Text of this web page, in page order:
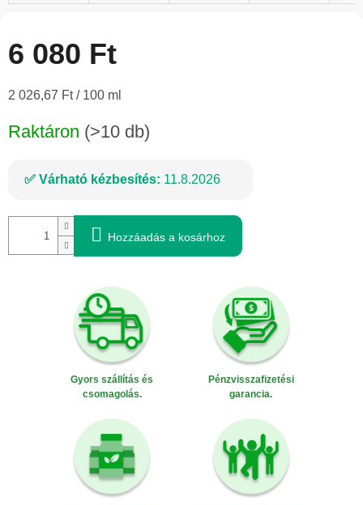
6 080 Ft
Egységár:
2 026,67 Ft / 100 ml
Raktáron (>10 db)
Várható kézbesítés: 11.8.2026
Hozzáadás a kosárhoz
Gyors szállítás és
csomagolás.
Pénzvisszafizetési
garancia.